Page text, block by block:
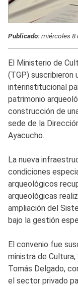
Publicado:miércoles 8
El Ministerio de
(TGP) suscribieron
interinstitucional
patrimonio
construcción de
sede de la
Ayacucho.
La nueva
condiciones
arqueológicos
arqueológicas
ampliación del
bajo la gestión
El convenio fue
ministra de Cultura,
Tomás Delgado,
el sector privado